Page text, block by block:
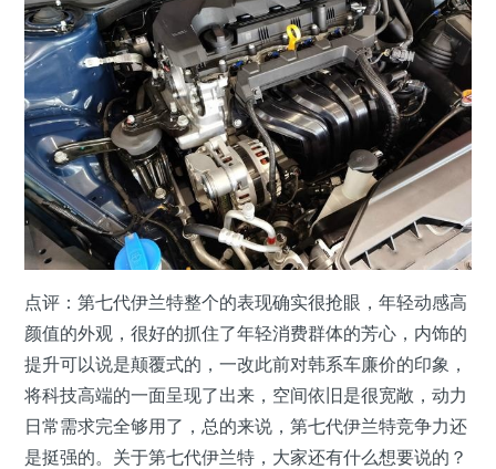
点评：第七代伊兰特整个的表现确实很抢眼，年轻动感高
颜值的外观，很好的抓住了年轻消费群体的芳心，内饰的
提升可以说是颠覆式的，一改此前对韩系车廉价的印象，
将科技高端的一面呈现了出来，空间依旧是很宽敞，动力
日常需求完全够用了，总的来说，第七代伊兰特竞争力还
是挺强的。关于第七代伊兰特，大家还有什么想要说的？